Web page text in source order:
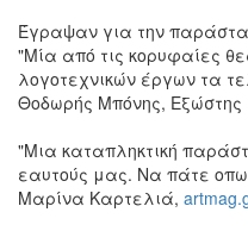
Εκδηλώσεις
για
Παιδιά
Άλλες
Εκδηλώσεις
Έγραψαν για την
"Μία από τις κορυφαίες
λογοτεχνικών έργων τα
Θοδωρής Μπόνης, Εξώστης
"Mια καταπληκτική
εαυτούς μας. Να πάτε
Μαρίνα Καρτελιά,